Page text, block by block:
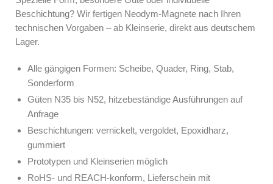
Beschichtung? Wir fertigen Neodym-Magnete nach Ihren
technischen Vorgaben – ab Kleinserie, direkt aus deutschem
Lager.
Alle gängigen Formen: Scheibe, Quader, Ring, Stab,
Sonderform
Güten N35 bis N52, hitzebeständige Ausführungen auf
Anfrage
Beschichtungen: vernickelt, vergoldet, Epoxidharz,
gummiert
Prototypen und Kleinserien möglich
RoHS- und REACH-konform, Lieferschein mit